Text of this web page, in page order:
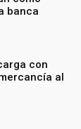
banca
con
al